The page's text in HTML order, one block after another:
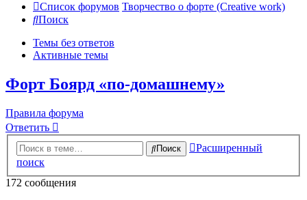
Список форумов Творчество о форте (Creative work)
Поиск
Темы без ответов
Активные темы
Форт Боярд «по-домашнему»
Правила форума
Ответить
Поиск
Расширенный
поиск
172 сообщения